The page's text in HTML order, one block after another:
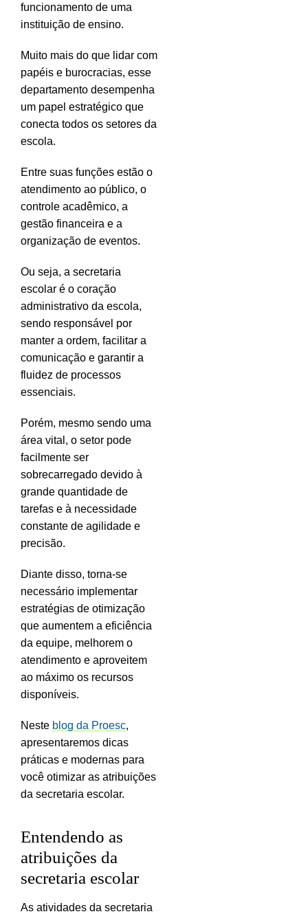
funcionamento de uma
instituição de ensino.
Muito mais do que lidar com
papéis e burocracias, esse
departamento desempenha
um papel estratégico que
conecta todos os setores da
escola.
Entre suas funções estão o
atendimento ao público, o
controle acadêmico, a
gestão financeira e a
organização de eventos.
Ou seja, a secretaria
escolar é o coração
administrativo da escola,
sendo responsável por
manter a ordem, facilitar a
comunicação e garantir a
fluidez de processos
essenciais.
Porém, mesmo sendo uma
área vital, o setor pode
facilmente ser
sobrecarregado devido à
grande quantidade de
tarefas e à necessidade
constante de agilidade e
precisão.
Diante disso, torna-se
necessário implementar
estratégias de otimização
que aumentem a eficiência
da equipe, melhorem o
atendimento e aproveitem
ao máximo os recursos
disponíveis.
Neste blog da Proesc,
apresentaremos dicas
práticas e modernas para
você otimizar as atribuições
da secretaria escolar.
Entendendo as
atribuições da
secretaria escolar
As atividades da secretaria